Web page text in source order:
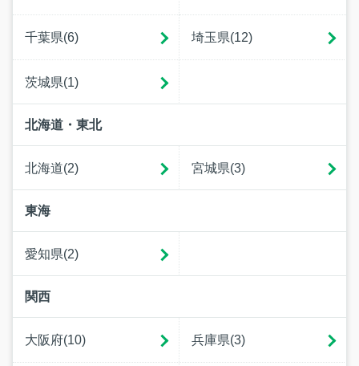
千葉県(6) 埼玉県(12)
茨城県(1)
北海道・東北
北海道(2) 宮城県(3)
東海
愛知県(2)
関西
大阪府(10) 兵庫県(3)